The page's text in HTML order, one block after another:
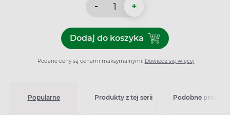
- +
Dodaj do koszykaDodaj do koszyka Möller’s
Podane ceny są cenami maksymalnymi. Dowiedz się więcej
Popularne Produkty z tej serii Podobne